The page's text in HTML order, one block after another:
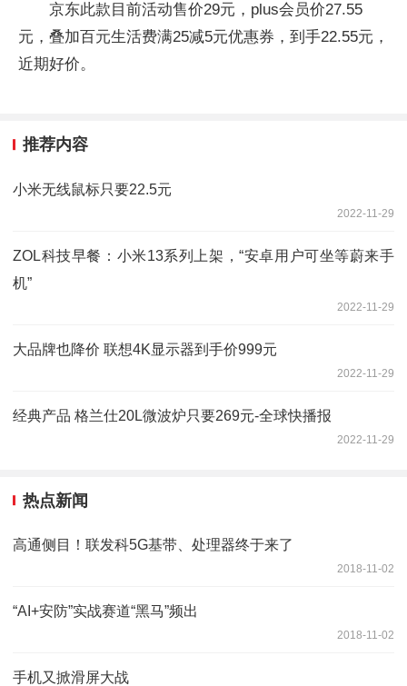
京东此款目前活动售价29元，plus会员价27.55
元，叠加百元生活费满25减5元优惠券，到手22.55元，
近期好价。
推荐内容
小米无线鼠标只要22.5元
2022-11-29
ZOL科技早餐：小米13系列上架，“安卓用户可坐等蔚来手
机”
2022-11-29
大品牌也降价 联想4K显示器到手价999元
2022-11-29
经典产品 格兰仕20L微波炉只要269元-全球快播报
2022-11-29
热点新闻
高通侧目！联发科5G基带、处理器终于来了
2018-11-02
“AI+安防”实战赛道“黑马”频出
2018-11-02
手机又掀滑屏大战